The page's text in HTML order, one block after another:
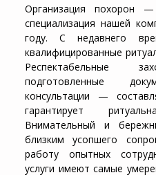
Организация похорон
специализация нашей
году. С недавнего
квалифицированные
Респектабельные
подготовленные
консультации —
гарантирует
Внимательный и
близким усопшего
работу опытных
услуги имеют самые